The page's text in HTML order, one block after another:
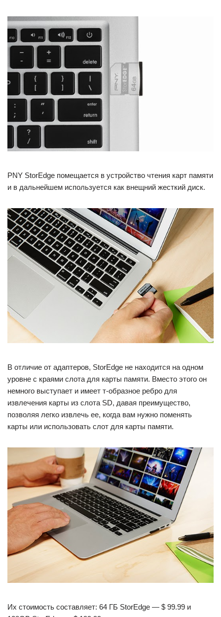
PNY StorEdge помещается в устройство чтения карт памяти
и в дальнейшем используется как внещний жесткий диск.
В отличие от адаптеров, StorEdge не находится на одном
уровне с краями слота для карты памяти. Вместо этого он
немного выступает и имеет т-образное ребро для
извлечения карты из слота SD, давая преимущество,
позволяя легко извлечь ее, когда вам нужно поменять
карты или использовать слот для карты памяти.
Их стоимость составляет: 64 ГБ StorEdge — $ 99.99 и